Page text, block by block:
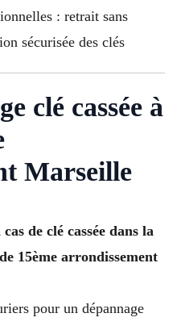
: retrait sans
sécurisée des clés
clé cassée à
Marseille
de clé cassée dans la
15ème arrondissement
pour un dépannage